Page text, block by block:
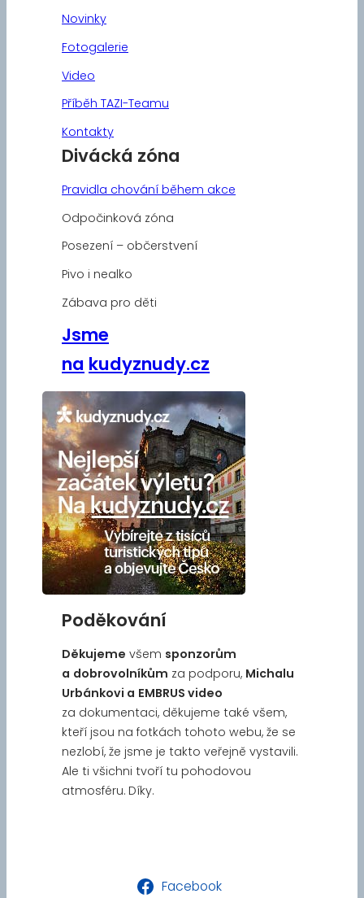
Novinky
Fotogalerie
Video
Příběh TAZI-Teamu
Kontakty
Divácká zóna
Pravidla chování během akce
Odpočinková zóna
Posezení – občerstvení
Pivo i nealko
Zábava pro děti
Jsme
na kudyznudy.cz
Poděkování
Děkujeme všem sponzorům
a dobrovolníkům za podporu, Michalu
Urbánkovi a EMBRUS video
za dokumentaci, děkujeme také všem,
kteří jsou na fotkách tohoto webu, že se
nezlobí, že jsme je takto veřejně vystavili.
Ale ti všichni tvoří tu pohodovou
atmosféru. Díky.
Facebook